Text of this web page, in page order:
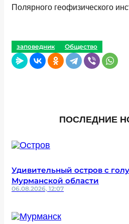
Полярного геофизического
заповедник Общество
ПОСЛЕДНИЕ
Удивительный остров с
Мурманской области
06.08.2026, 12:07